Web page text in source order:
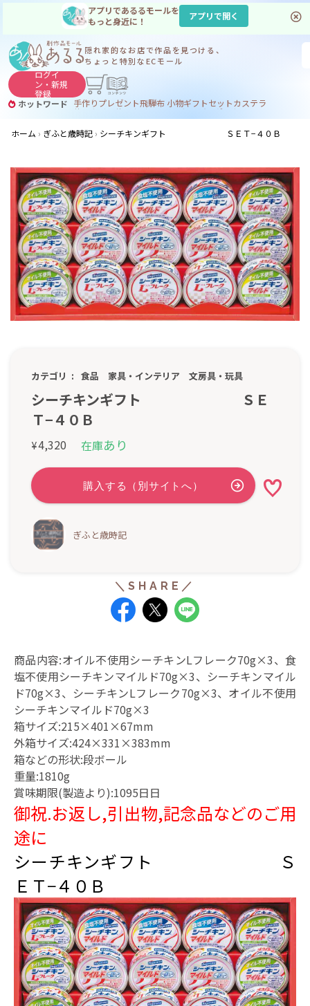
アプリであるるモールを
もっと身近に！
アプリで開く
隠れ家的なお店で作品を見つける、
ちょっと特別なECモール
ログイ
ン・新規
登録
ホットワード 手作りプレゼント飛騨布 小物ギフトセットカステラ
サヌカイト コーヒー
ジンギスカン
ホーム
ぎふと歳時記 シーチキンギフト ＳＥＴ−４０Ｂ
カテゴリ 食品 家具・インテリア 文房具・玩具
シーチキンギフト ＳＥ
Ｔ−４０Ｂ
¥4,320 在庫あり
ぎふと歳時記
商品内容:オイル不使用シーチキンLフレーク70g×3、食
塩不使用シーチキンマイルド70g×3、シーチキンマイル
ド70g×3、シーチキンLフレーク70g×3、オイル不使用
シーチキンマイルド70g×3
箱サイズ:215×401×67mm
外箱サイズ:424×331×383mm
箱などの形状:段ボール
重量:1810g
賞味期限(製造より):1095日日
御祝.お返し,引出物,記念品などのご用
途に
シーチキンギフト Ｓ
ＥＴ−４０Ｂ